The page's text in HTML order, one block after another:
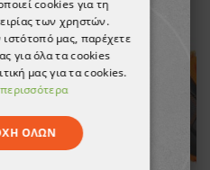
cookies για τη
των χρηστών.
μας, παρέχετε
για όλα τα cookies
μας για τα cookies.
ΌΛΩΝ